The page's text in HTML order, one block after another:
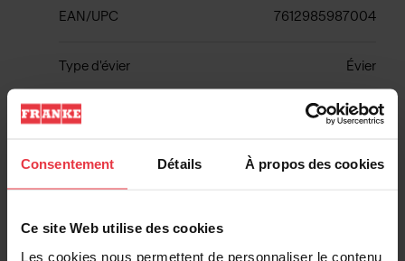
Consentement Détails À propos des cookies
Ce site Web utilise des cookies
Les cookies nous permettent de personnaliser le contenu
EAN/UPC 7612985987004
Type d'évier Évier
Type de matériau Fragranite
Nombre de cuvettes 1